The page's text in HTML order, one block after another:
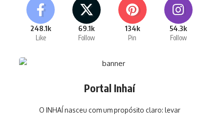
248.1k
Like
69.1k
Follow
134k
Pin
54.3k
Follow
Portal Inhaí
O INHAÍ nasceu com um propósito claro: levar